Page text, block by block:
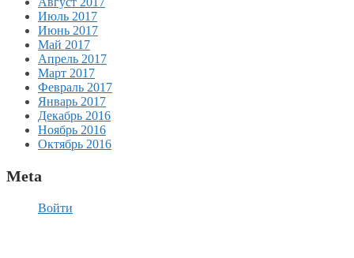
Июль 2017
Июнь 2017
Май 2017
Апрель 2017
Март 2017
Февраль 2017
Январь 2017
Декабрь 2016
Ноябрь 2016
Октябрь 2016
Meta
Войти